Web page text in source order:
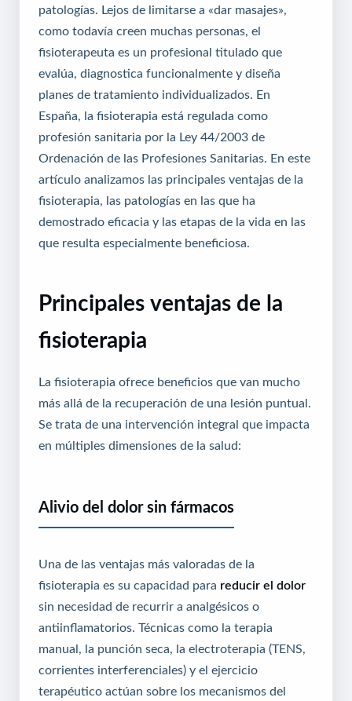
patologías. Lejos de limitarse a «dar masajes»,
como todavía creen muchas personas, el
fisioterapeuta es un profesional titulado que
evalúa, diagnostica funcionalmente y diseña
planes de tratamiento individualizados. En
España, la fisioterapia está regulada como
profesión sanitaria por la Ley 44/2003 de
Ordenación de las Profesiones Sanitarias. En este
artículo analizamos las principales ventajas de la
fisioterapia, las patologías en las que ha
demostrado eficacia y las etapas de la vida en las
que resulta especialmente beneficiosa.
Principales ventajas de la
fisioterapia
La fisioterapia ofrece beneficios que van mucho
más allá de la recuperación de una lesión puntual.
Se trata de una intervención integral que impacta
en múltiples dimensiones de la salud:
Alivio del dolor sin fármacos
Una de las ventajas más valoradas de la
fisioterapia es su capacidad para reducir el dolor
sin necesidad de recurrir a analgésicos o
antiinflamatorios. Técnicas como la terapia
manual, la punción seca, la electroterapia (TENS,
corrientes interferenciales) y el ejercicio
terapéutico actúan sobre los mecanismos del